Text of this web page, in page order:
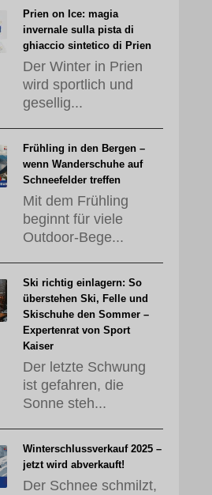
Prien on Ice: magia
invernale sulla pista di
ghiaccio sintetico di Prien
Der Winter in Prien
wird sportlich und
gesellig...
Frühling in den Bergen –
wenn Wanderschuhe auf
Schneefelder treffen
Mit dem Frühling
beginnt für viele
Outdoor-Bege...
Ski richtig einlagern: So
überstehen Ski, Felle und
Skischuhe den Sommer –
Expertenrat von Sport
Kaiser
Der letzte Schwung
ist gefahren, die
Sonne steh...
Winterschlussverkauf 2025 –
jetzt wird abverkauft!
Der Schnee schmilzt,